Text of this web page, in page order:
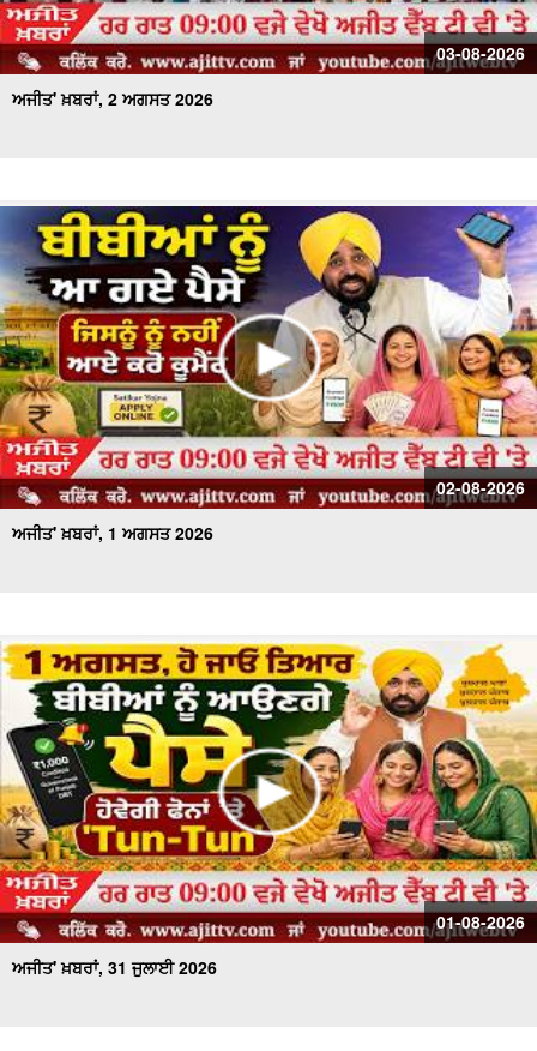
03-08-2026
ਅਜੀਤ' ਖ਼ਬਰਾਂ, 2 ਅਗਸਤ 2026
02-08-2026
ਅਜੀਤ' ਖ਼ਬਰਾਂ, 1 ਅਗਸਤ 2026
01-08-2026
ਅਜੀਤ' ਖ਼ਬਰਾਂ, 31 ਜੁਲਾਈ 2026